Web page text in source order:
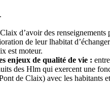
d’avoir des
de leur lhabitat
est moteur.
enjeux de qualité de vie :
des Hlm qui exercent une
de Claix) avec les habitants